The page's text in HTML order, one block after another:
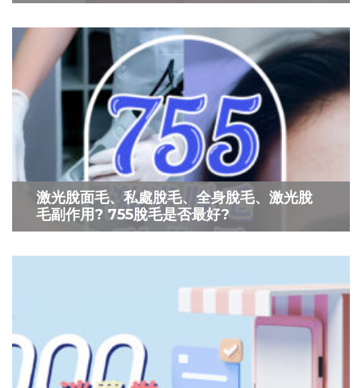
激光脫面毛、私處脫毛、全身脫毛、激光脫
毛副作用? 755脫毛是否最好?